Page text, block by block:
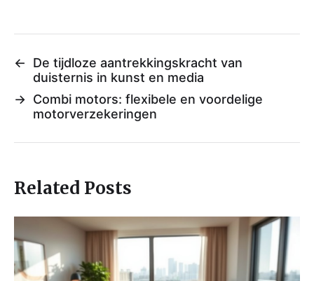
←
De tijdloze aantrekkingskracht van
duisternis in kunst en media
→ Combi motors: flexibele en voordelige
motorverzekeringen
Related Posts